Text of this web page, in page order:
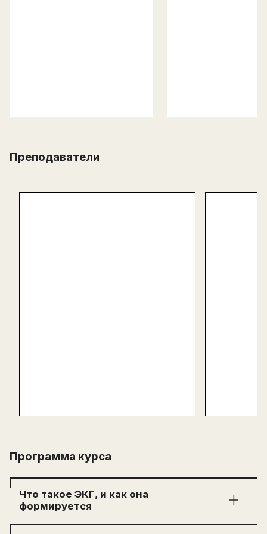
Преподаватели
Программа курса
Что такое ЭКГ, и как она
формируется
Урок 1 История ЭКГ: от первой записи до ИИ